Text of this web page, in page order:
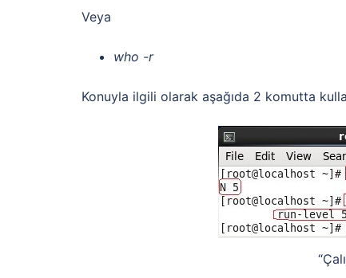
Veya
who -r
Konuyla ilgili olarak aşağıda 2 komutta